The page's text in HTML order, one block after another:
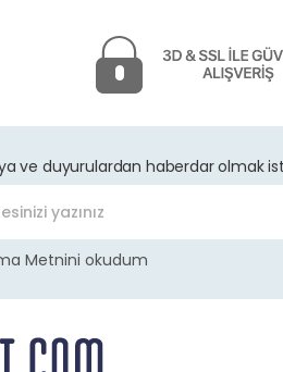
ve duyurulardan haberdar olmak
Metnini okudum